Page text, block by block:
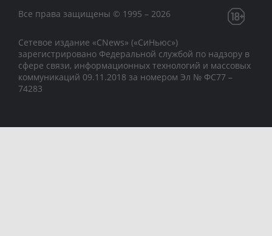
Все права защищены © 1995 – 2026
Сетевое издание «CNews» («СиНьюс»)
зарегистрировано Федеральной службой по надзору в
сфере связи, информационных технологий и массовых
коммуникаций 09.11.2018 за номером Эл № ФС77 –
74283